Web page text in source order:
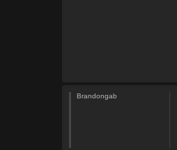
Brandongab